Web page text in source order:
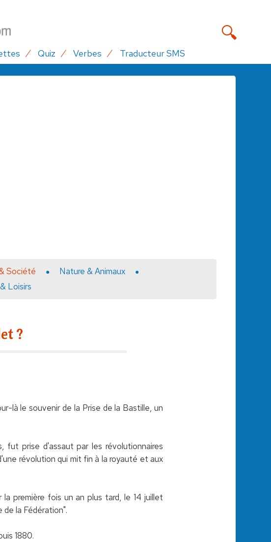
Quiz Verbes Traducteur SMS
Société
Nature & Animaux
Loisirs
?
là le souvenir de la Prise de la Bastille, un
prise d'assaut par les révolutionnaires
révolution qui mit fin à la royauté et aux
première fois un an plus tard, le 14 juillet
la Fédération".
1880.